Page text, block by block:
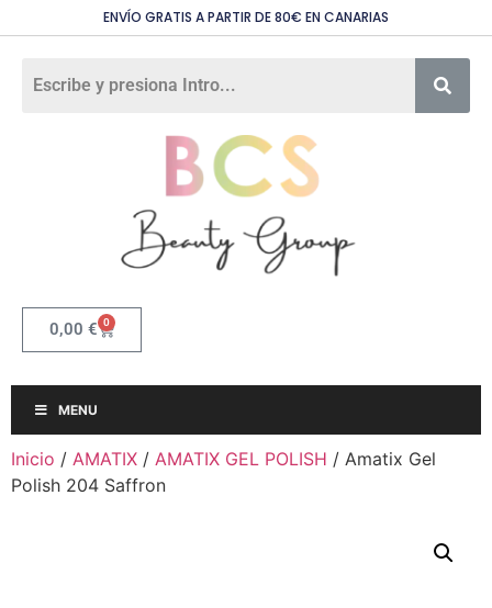
ENVÍO GRATIS A PARTIR DE 80€ EN CANARIAS
0,00 € 0
MENU
Inicio / AMATIX / AMATIX GEL POLISH / Amatix Gel
Polish 204 Saffron